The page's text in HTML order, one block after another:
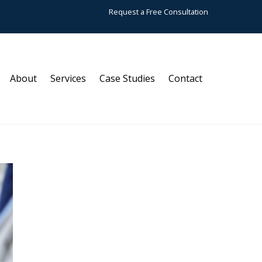
Request a Free Consultation
About Services Case Studies Contact